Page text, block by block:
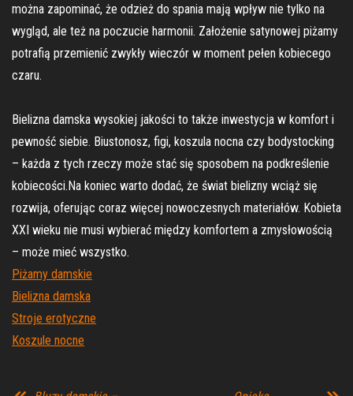
można zapominać, że odzież do spania mają wpływ nie tylko na
wygląd, ale też na poczucie harmonii. Założenie satynowej piżamy
potrafią przemienić zwykły wieczór w moment pełen kobiecego
czaru.
Bielizna damska wysokiej jakości to także inwestycja w komfort i
pewność siebie. Biustonosz, figi, koszula nocna czy bodystocking
– każda z tych rzeczy może stać się sposobem na podkreślenie
kobiecości.Na koniec warto dodać, że świat bielizny wciąż się
rozwija, oferując coraz więcej nowoczesnych materiałów. Kobieta
XXI wieku nie musi wybierać między komfortem a zmysłowością
– może mieć wszystko.
Piżamy damskie
Bielizna damska
Stroje erotyczne
Koszule nocne